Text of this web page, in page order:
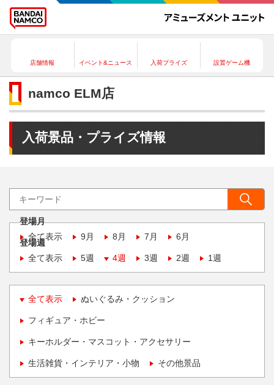
店舗情報 イベント&ニュース 入荷プライズ 設置ゲーム機
namco ELM店
入荷景品・プライズ情報
登場月
全て表示
9月 8月 7月 6月
登場週
全て表示
5週 4週 3週 2週 1週
全て表示 ぬいぐるみ・クッション
フィギュア・ホビー
キーホルダー・マスコット・アクセサリー
生活雑貨・インテリア・小物 その他景品